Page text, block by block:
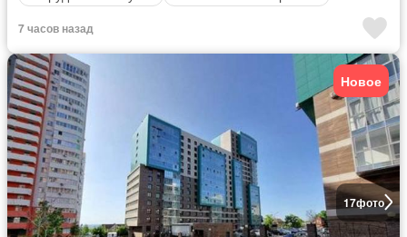
7 часов назад
17фото
Новое